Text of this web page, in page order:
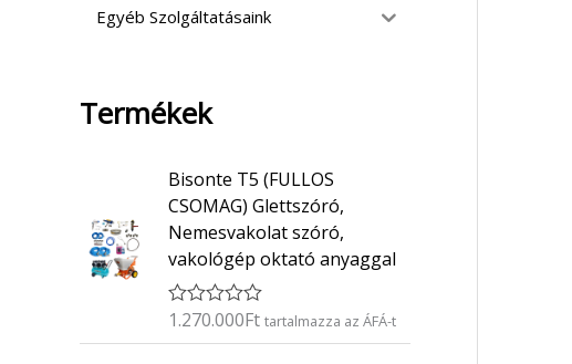
Egyéb Szolgáltatásaink
Termékek
Bisonte T5 (FULLOS
CSOMAG) Glettszóró,
Nemesvakolat szóró,
vakológép oktató anyaggal
É1.270.000Ft tartalmazza az ÁFÁ-t